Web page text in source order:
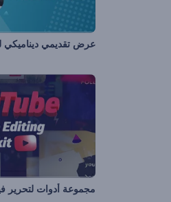
عرض تقديمي ديناميكي
مجموعة أدوات لتحرير